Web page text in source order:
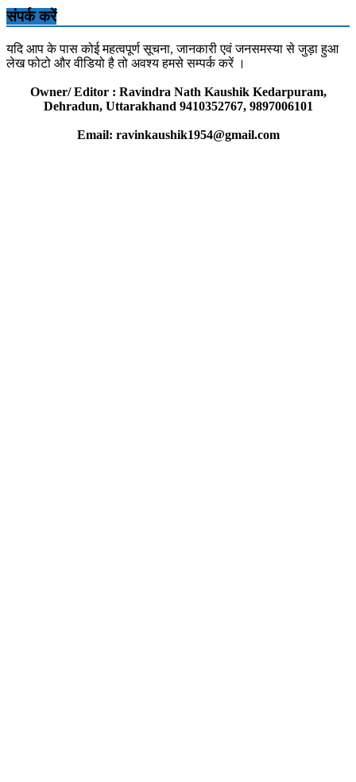
संपर्क करें
यदि आप के पास कोई महत्वपूर्ण सूचना, जानकारी एवं जनसमस्या से जुड़ा हुआ
लेख फोटो और वीडियो है तो अवश्य हमसे सम्पर्क करें ।
Owner/ Editor : Ravindra Nath Kaushik Kedarpuram,
Dehradun, Uttarakhand 9410352767, 9897006101
Email: ravinkaushik1954@gmail.com